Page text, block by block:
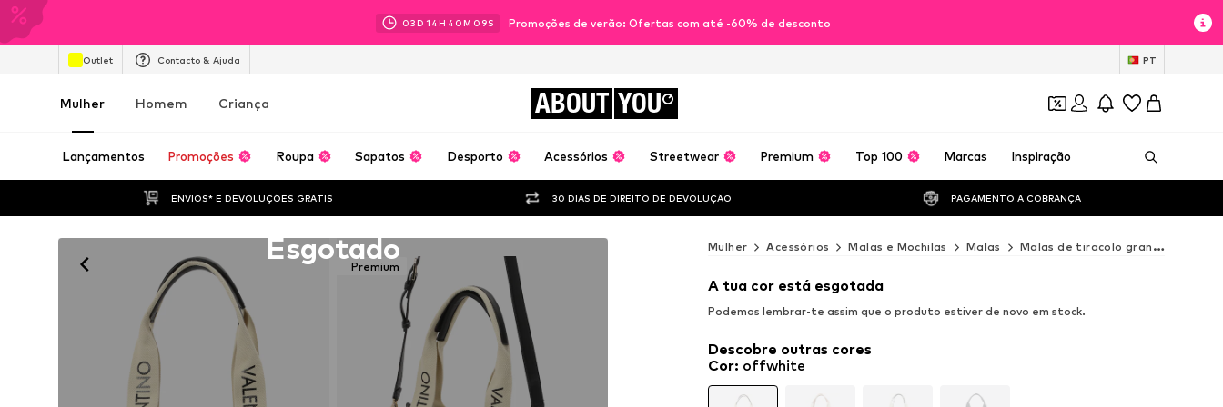
03D 14H 40M 08S Promoções de verão: Ofertas com até -60% de desconto
Outlet Contacto & Ajuda PT
Mulher Homem Criança ABOUT YOU
Lançamentos Promoções Roupa Sapatos Desporto Acessórios Streetwear Premium Top 100 Marcas Inspiração
ENVIOS* E DEVOLUÇÕES GRÁTIS 30 DIAS DE DIREITO DE DEVOLUÇÃO PAGAMENTO À COBRANÇA
Premium
Esgotado Mulher Acessórios Malas e Mochilas Malas Malas de tiracolo grandes
A tua cor está esgotada
Podemos lembrar-te assim que o produto estiver de novo em stock.
Descobre outras cores
Cor: offwhite